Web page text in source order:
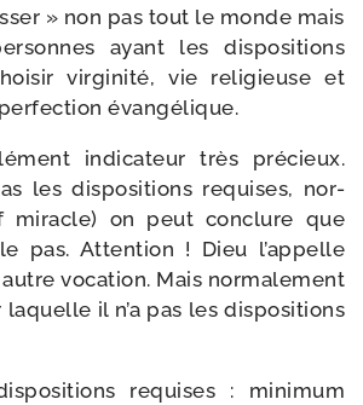
» non pas tout le monde mais
ayant les dis­po­si­tions
vir­gi­ni­té, vie reli­gieuse et
évangélique.
indi­ca­teur très pré­cieux.
les dis­po­si­tions requises, nor­
miracle) on peut conclure que
pas. Attention ! Dieu l’appelle
voca­tion. Mais nor­ma­le­ment
il n’a pas les dis­po­si­tions
requises : mini­mum